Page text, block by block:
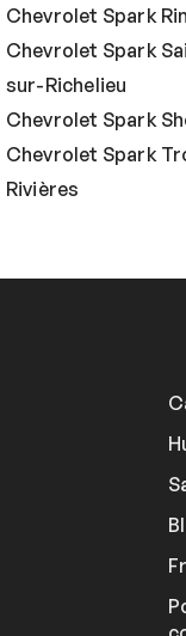
Chevrolet Spark
Chevrolet Spark
sur-Richelieu
Chevrolet Spark
Chevrolet Spark
Rivières